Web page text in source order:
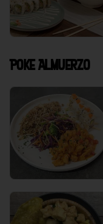
Poke Almuerzo